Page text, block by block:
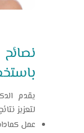
يقدم
لتعزيز
عمل